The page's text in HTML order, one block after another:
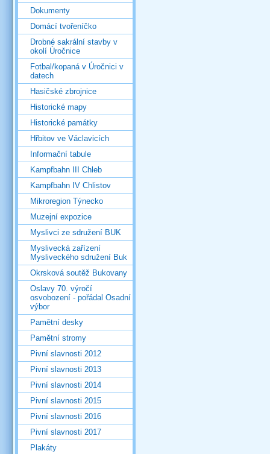
Dokumenty
Domácí tvořeníčko
Drobné sakrální stavby v
okolí Úročnice
Fotbal/kopaná v Úročnici v
datech
Hasičské zbrojnice
Historické mapy
Historické památky
Hřbitov ve Václavicích
Informační tabule
Kampfbahn III Chleb
Kampfbahn IV Chlistov
Mikroregion Týnecko
Muzejní expozice
Myslivci ze sdružení BUK
Myslivecká zařízení
Mysliveckého sdružení Buk
Okrsková soutěž Bukovany
Oslavy 70. výročí
osvobození - pořádal Osadní
výbor
Pamětní desky
Pamětní stromy
Pivní slavnosti 2012
Pivní slavnosti 2013
Pivní slavnosti 2014
Pivní slavnosti 2015
Pivní slavnosti 2016
Pivní slavnosti 2017
Plakáty